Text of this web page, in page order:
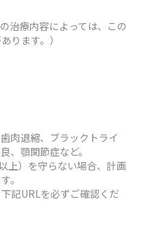
治療内容によっては、この
ります。）
肉退縮、ブラックトライ
、顎関節症など。
上）を守らない場合、計画
。
記URLを必ずご確認くだ